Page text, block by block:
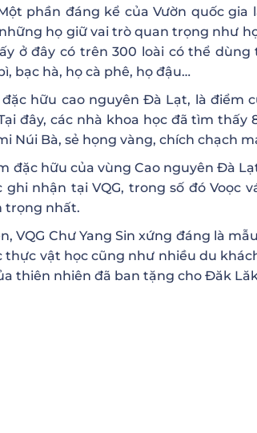
phần đáng kể của Vườn quốc
họ giữ vai trò quan trọng như
ở đây có trên 300 loài có thể
bạc hà, họ cà phê, họ đậu…
hữu cao nguyên Đà Lạt, là điểm
đây, các nhà khoa học đã tìm
Núi Bà, sẻ họng vàng, chích chạch
đặc hữu của vùng Cao nguyên Đà
nhận tại VQG, trong số đó Voọc
trọng nhất.
VQG Chư Yang Sin xứng đáng là
thực vật học cũng như nhiều du
thiên nhiên đã ban tặng cho Đăk